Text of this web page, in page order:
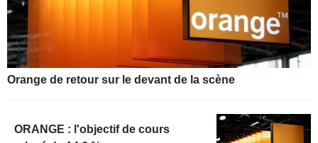
Orange de retour sur le devant de la scène
ORANGE : l'objectif de cours